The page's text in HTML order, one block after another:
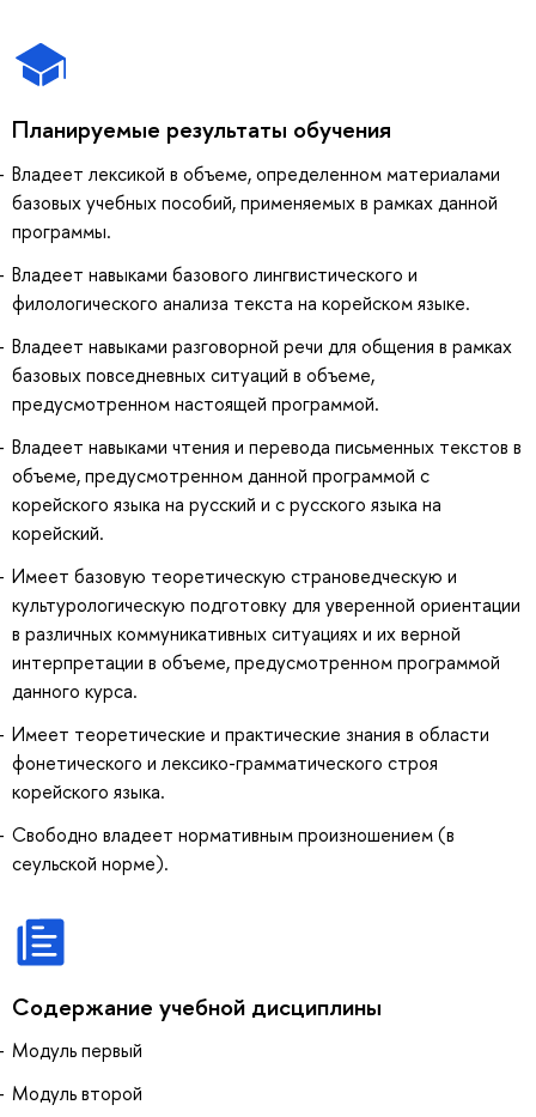
Планируемые результаты обучения
Владеет лексикой в объеме, определенном материалами
базовых учебных пособий, применяемых в рамках данной
программы.
Владеет навыками базового лингвистического и
филологического анализа текста на корейском языке.
Владеет навыками разговорной речи для общения в рамках
базовых повседневных ситуаций в объеме,
предусмотренном настоящей программой.
Владеет навыками чтения и перевода письменных текстов в
объеме, предусмотренном данной программой с
корейского языка на русский и с русского языка на
корейский.
Имеет базовую теоретическую страноведческую и
культурологическую подготовку для уверенной ориентации
в различных коммуникативных ситуациях и их верной
интерпретации в объеме, предусмотренном программой
данного курса.
Имеет теоретические и практические знания в области
фонетического и лексико-грамматического строя
корейского языка.
Свободно владеет нормативным произношением (в
сеульской норме).
Содержание учебной дисциплины
Модуль первый
Модуль второй